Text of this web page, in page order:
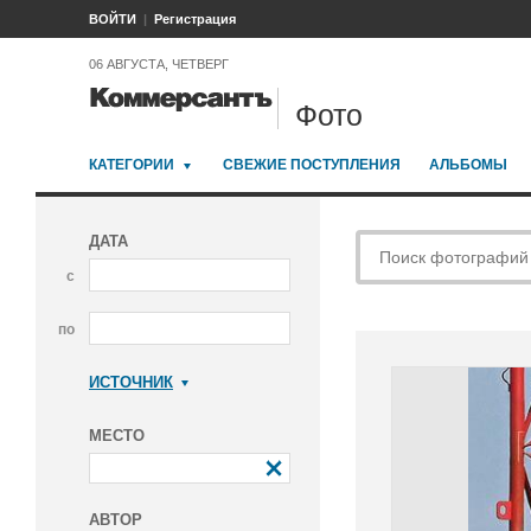
ВОЙТИ Регистрация
06 АВГУСТА, ЧЕТВЕРГ
Фото
КАТЕГОРИИ СВЕЖИЕ ПОСТУПЛЕНИЯ АЛЬБОМЫ
ДАТА
с
по
ИСТОЧНИК
МЕСТО
АВТОР